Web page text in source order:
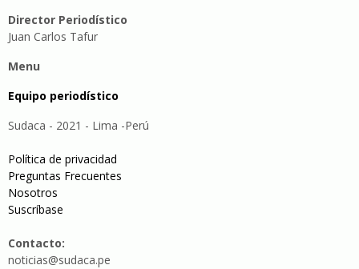
Director Periodístico
Juan Carlos Tafur
Menu
Equipo periodístico
Sudaca - 2021 - Lima -Perú
Política de privacidad
Preguntas Frecuentes
Nosotros
Suscríbase
Contacto:
noticias@sudaca.pe